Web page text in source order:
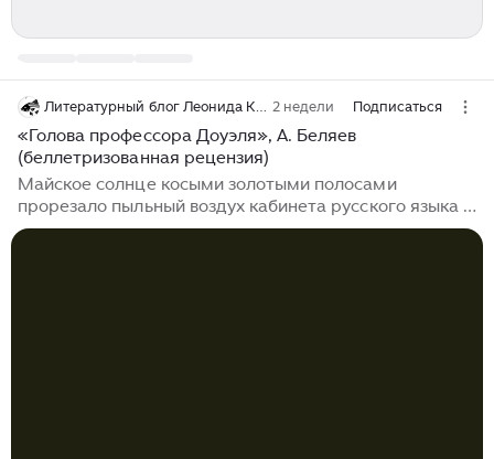
2 недели Подписаться
«Голова профессора Доуэля», А. Беляев
(беллетризованная рецензия)
Майское солнце косыми золотыми полосами
прорезало пыльный воздух кабинета русского языка и
литературы, где надрывно гудел старый